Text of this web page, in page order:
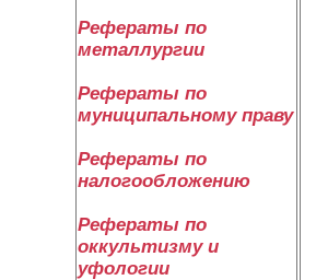
Рефераты по
металлургии
Рефераты по
муниципальному праву
Рефераты по
налогообложению
Рефераты по
оккультизму и
уфологии